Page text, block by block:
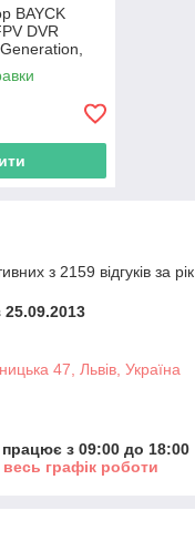
BAYCK
DVR
для FPV
з 2159 відгуків за рік
47, Львів, Україна
працює з 09:00 до 18:00
весь графік роботи